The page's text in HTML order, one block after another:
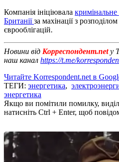
Компанія ініціювала кримінальне
Британіїза махінації з
єврооблігацій.
Новини від Корреспондент.netу
наш канал https://t.me/
Читайте Korrespondent.net в
ТЕГИ: энергетика,
энергетика
Якщо ви помітили помилку,
натисніть Ctrl + Enter, щоб